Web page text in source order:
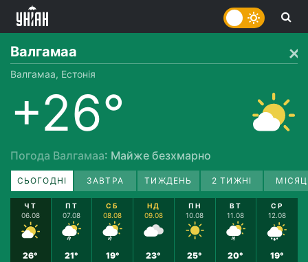
Валгамаа
Валгамаа, Естонія
+26°
Погода Валгамаа: Майже безхмарно
СЬОГОДНІ ЗАВТРА ТИЖДЕНЬ 2 ТИЖНІ
ЧТ
06.08
26°
ПТ
07.08
21°
СБ
08.08
19°
НД
09.08
23°
ПН
10.08
25°
ВТ
11.08
20°
СР
12.08
19°